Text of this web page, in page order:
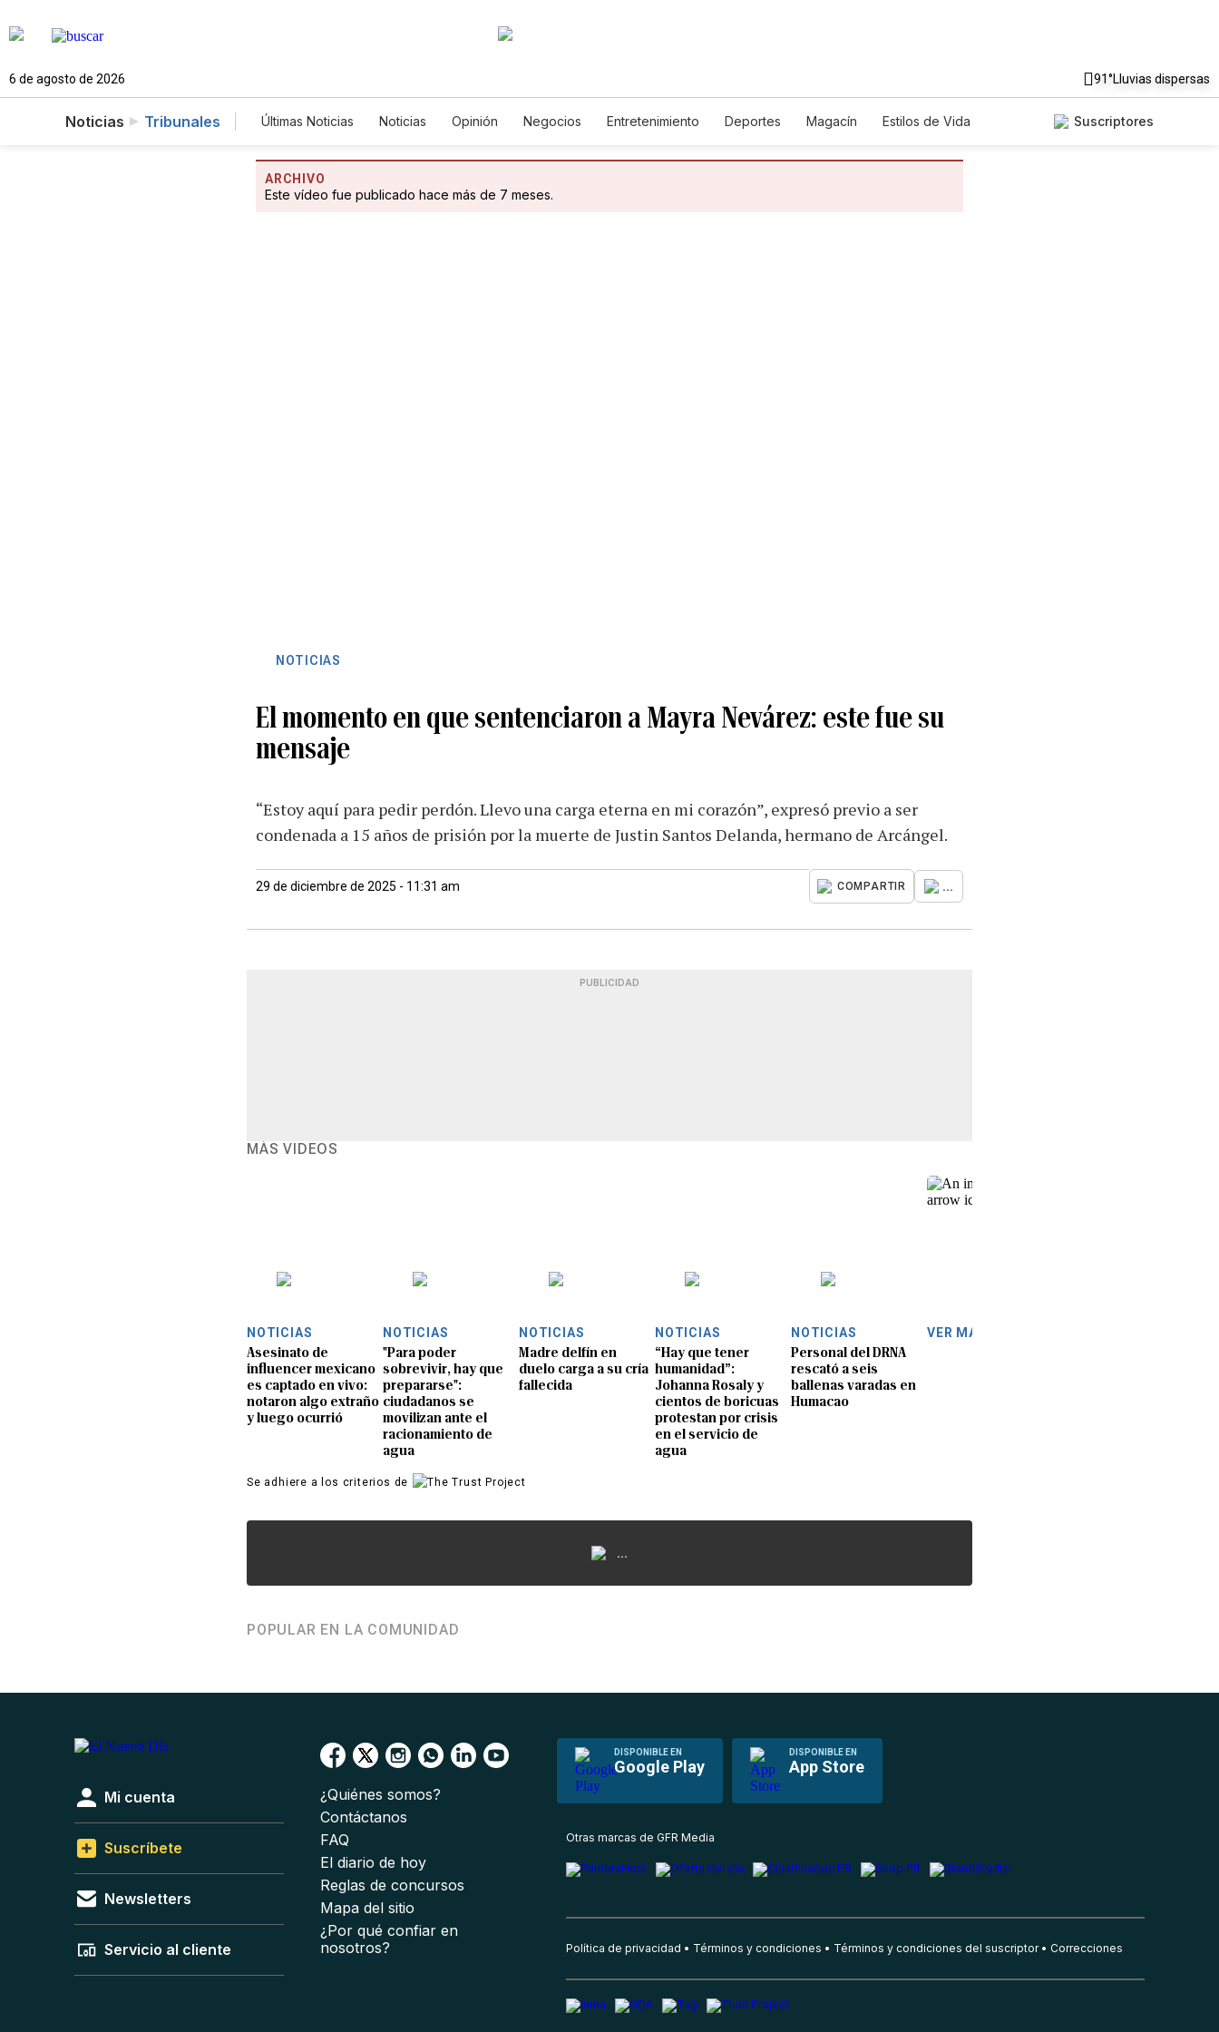
6 de agosto de 2026 91°Lluvias dispersas
Noticias Tribunales Últimas Noticias Noticias Opinión Negocios Entretenimiento Deportes Magacín
Estilos de Vida
Suscriptores
ARCHIVO
Este vídeo fue publicado hace más de 7 meses.
NOTICIAS
El momento en que sentenciaron a Mayra Nevárez: este fue su
mensaje
“Estoy aquí para pedir perdón. Llevo una carga eterna en mi corazón”, expresó previo a ser
condenada a 15 años de prisión por la muerte de Justin Santos Delanda, hermano de Arcángel.
29 de diciembre de 2025 - 11:31 am COMPARTIR ...
PUBLICIDAD
MÁS VIDEOS
NOTICIAS
Asesinato de
influencer mexicano
es captado en vivo:
notaron algo extraño
y luego ocurrió
NOTICIAS
"Para poder
sobrevivir, hay que
prepararse":
ciudadanos se
movilizan ante el
racionamiento de
agua
NOTICIAS
Madre delfín en
duelo carga a su cría
fallecida
NOTICIAS
“Hay que tener
humanidad”:
Johanna Rosaly y
cientos de boricuas
protestan por crisis
en el servicio de
agua
NOTICIAS
Personal del DRNA
rescató a seis
ballenas varadas en
Humacao
VER MÁS
Se adhiere a los criterios de
...
POPULAR EN LA COMUNIDAD
DISPONIBLE EN
Google Play
DISPONIBLE EN
App Store
Mi cuenta
Suscríbete
Newsletters
Servicio al cliente
¿Quiénes somos?
Contáctanos
FAQ
El diario de hoy
Reglas de concursos
Mapa del sitio
¿Por qué confiar en
nosotros?
Otras marcas de GFR Media
Política de privacidad Términos y condiciones Términos y condiciones del suscriptor Correcciones